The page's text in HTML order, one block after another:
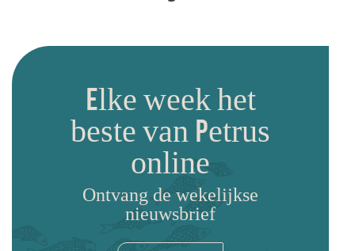
Elke week het
beste van Petrus
online
Ontvang de wekelijkse
nieuwsbrief